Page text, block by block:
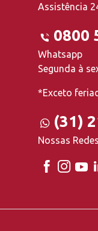
Assistência
0800
Whatsapp
Segunda à
*Exceto
(31)
Nossas